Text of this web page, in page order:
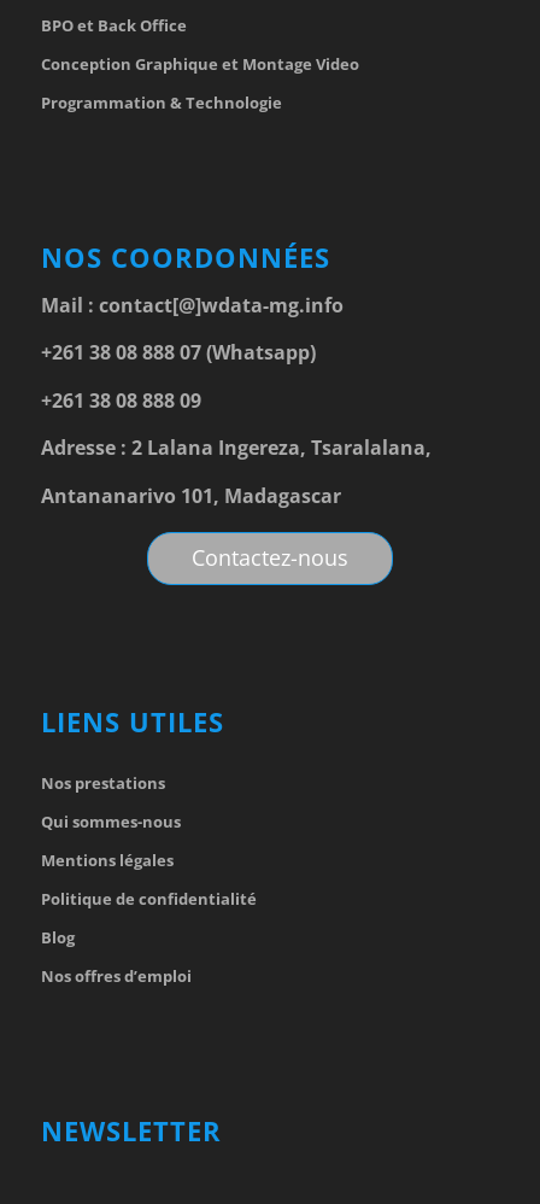
BPO et Back Office
Conception Graphique et Montage Video
Programmation & Technologie
NOS COORDONNÉES
Mail : contact[@]wdata-mg.info
+261 38 08 888 07 (Whatsapp)
+261 38 08 888 09
Adresse : 2 Lalana Ingereza, Tsaralalana,
Antananarivo 101, Madagascar
Contactez-nous
LIENS UTILES
Nos prestations
Qui sommes-nous
Mentions légales
Politique de confidentialité
Blog
Nos offres d’emploi
NEWSLETTER